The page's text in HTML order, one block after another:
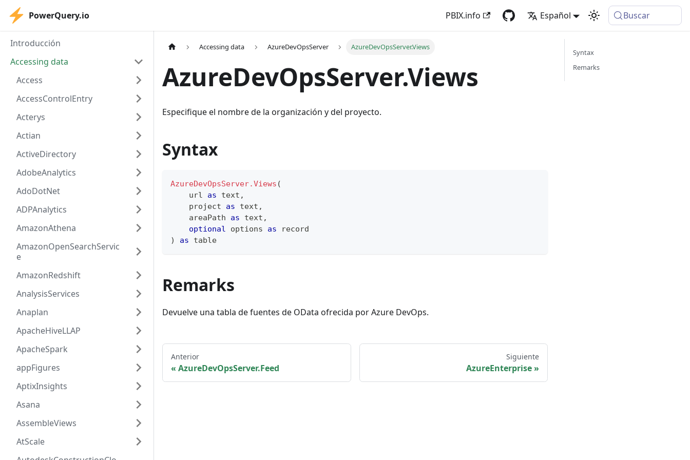
PowerQuery.io PBIX.info Español Buscar
Introducción
Accessing data
Access
AccessControlEntry
Acterys
Actian
ActiveDirectory
AdobeAnalytics
AdoDotNet
ADPAnalytics
AmazonAthena
AmazonOpenSearchServic
e
AmazonRedshift
AnalysisServices
Anaplan
ApacheHiveLLAP
ApacheSpark
appFigures
AptixInsights
Asana
AssembleViews
AtScale
Accessing data AzureDevOpsServer AzureDevOpsServer.Views
AzureDevOpsServer.Views
Especifique el nombre de la organización y del proyecto.
Syntax
AzureDevOpsServer.Views (
    url
as text ,
    project
as text ,
    areaPath
as text ,
optional options as
record
)
as table
Remarks
Devuelve una tabla de fuentes de OData ofrecida por Azure DevOps.
Anterior
AzureDevOpsServer.Feed
Siguiente
AzureEnterprise
Syntax
Remarks